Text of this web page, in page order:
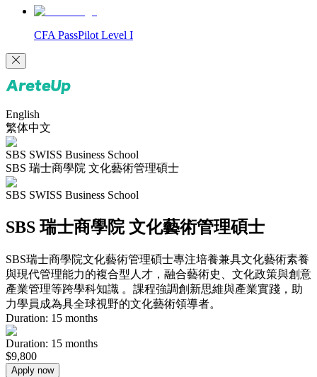
CFA PassPilot Level I
English
繁体中文
SBS SWISS Business School
SBS 瑞士商學院 文化藝術管理碩士
SBS SWISS Business School
SBS 瑞士商學院 文化藝術管理碩士
SBS瑞士商學院文化藝術管理碩士專注培養兼具文化藝術素養
與現代管理能力的複合型人才，融合藝術史、文化政策與創意
產業管理等跨學科知識 。課程強調創新思維與產業實踐，助
力學員成為具全球視野的文化藝術領導者。
Duration: 15 months
Duration: 15 months
$9,800
Apply now